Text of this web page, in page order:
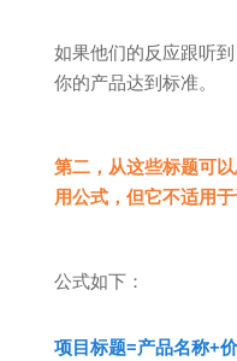
如果他们的反应跟听到
你的产品达到标准。
第二，从这些标题可
用公式，但它不适用于
公式如下：
项目标题=产品名称+价